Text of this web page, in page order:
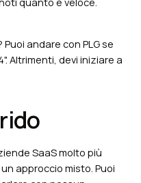
andare con PLG se
Altrimenti, devi iniziare a
SaaS molto più
approccio misto. Puoi